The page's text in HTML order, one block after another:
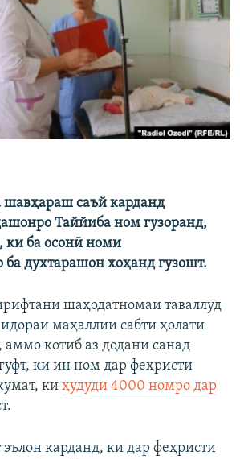
шавҳараш саъй карданд
Таййиба ном гузоранд,
ки ба осонӣ номи
духтарашон хоҳанд гузошт.
шаҳодатномаи таваллуд
маҳаллии сабти ҳолати
котиб аз додани санад
ки ин ном дар феҳристи
ки ҳудуди 4000 номро дар
карданд, ки дар феҳристи